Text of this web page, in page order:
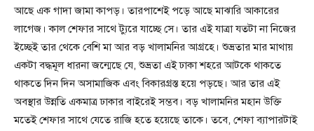
আছে এক গাদা জামা কাপড়। তারপাশেই পড়ে আছে মাঝারি আকারের
লাগেজ। কাল শেফার সাথে ট্যুরে যাচ্ছে সে। তার এই যাত্রা যতটা না নিজের
ইচ্ছেই তার থেকে বেশি মা আর বড় খালামনির আগ্রহে। শুভ্রতার মার মাথায়
একটা বদ্ধমূল ধারনা জন্মেছে যে, শুভ্রতা এই ঢাকা শহরে আটকে থাকতে
থাকতে দিন দিন অসামাজিক এবং বিকারগ্রস্ত হয়ে পড়ছে। আর তার এই
অবস্থার উন্নতি একমাত্র ঢাকার বাইরেই সম্ভব। বড় খালামনির মহান উক্তি
মতেই শেফার সাথে যেতে রাজি হতে হয়েছে তাকে। তবে, শেফা ব্যাপারটাই